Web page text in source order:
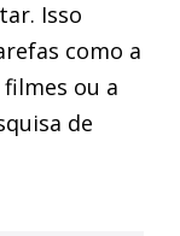
Isso
como a
ou a
de